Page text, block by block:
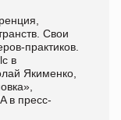
Свои
практиков.
в
Якименко,
в пресс-